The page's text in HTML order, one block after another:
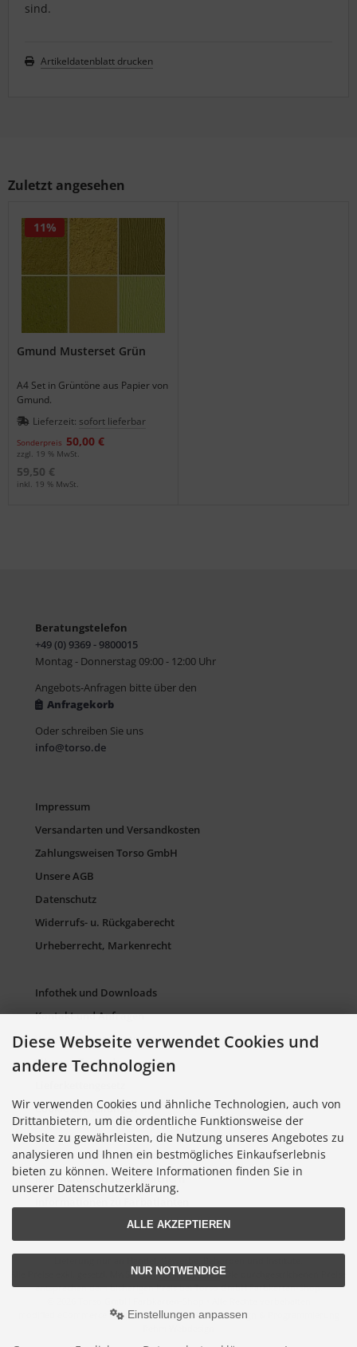
sind.
Artikeldatenblatt drucken
Zuletzt angesehen
Gmund Musterset Grün
A4 Set in Grüntöne aus Papier von
Gmund.
Lieferzeit: sofort lieferbar
Sonderpreis 50,00 €
11%
zzgl. 19 % MwSt.
59,50 €
inkl. 19 % MwSt.
Beratungstelefon
+49 (0) 9369 - 9800015
Montag - Donnerstag 09:00 - 12:00 Uhr
Angebots-Anfragen bitte über den
Anfragekorb
Oder schreiben Sie uns
info@torso.de
Impressum
Versandarten und Versandkosten
Zahlungsweisen Torso GmbH
Unsere AGB
Datenschutz
Widerrufs- u. Rückgaberecht
Urheberrecht, Markenrecht
Infothek und Downloads
Kontakt und Anfragen
Verpackung und Entsorgung
Sitemap Torso.de
Cookie Einstellungen
Informationen zu Farbkarten
Informationen zu Farbfächern
Alle Preise exkl. gesetzl. MwSt. zzgl.Versandkosten. Die durchgestrichenen Preise
entsprechen dem bisherigen Preis bei Torso GmbH Farbkarten-Shop.
modified eCommerce Shopsoftware © 2009-2026 • Design & Programmierung
Diese Webseite verwendet Cookies und
andere Technologien
Wir verwenden Cookies und ähnliche Technologien, auch von
Drittanbietern, um die ordentliche Funktionsweise der
Website zu gewährleisten, die Nutzung unseres Angebotes zu
analysieren und Ihnen ein bestmögliches Einkaufserlebnis
bieten zu können. Weitere Informationen finden Sie in
unserer Datenschutzerklärung.
ALLE AKZEPTIEREN
NUR NOTWENDIGE
Einstellungen anpassen